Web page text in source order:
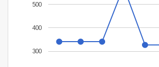
300
400
500